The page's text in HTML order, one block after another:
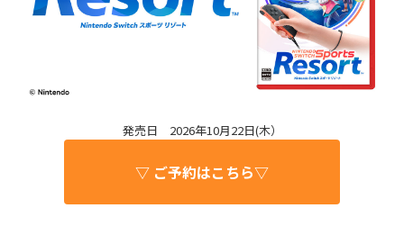
発売日 2026年10月22日(木）
▽ ご予約はこちら▽